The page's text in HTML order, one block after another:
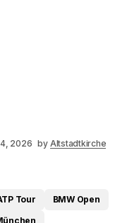
2026 by Altstadtkirche
Tour
BMW Open